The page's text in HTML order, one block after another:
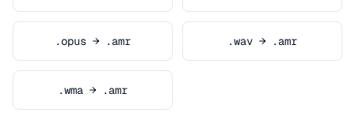
.opus → .amr .wav → .amr
.wma → .amr